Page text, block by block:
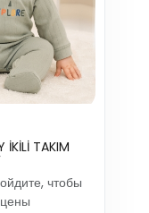
İKİLİ TAKIM
чтобы